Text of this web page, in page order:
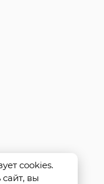
cookies.
вы